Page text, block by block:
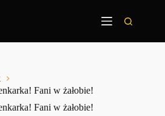
Fani w żałobie!
Fani w żałobie!